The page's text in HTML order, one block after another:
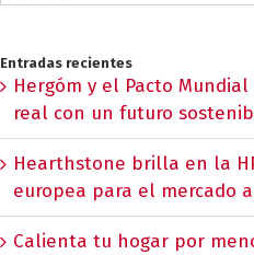
Entradas recientes
Hergóm y el Pacto
real con un futuro
Hearthstone brilla en la
europea para el mercado
Calienta tu hogar por